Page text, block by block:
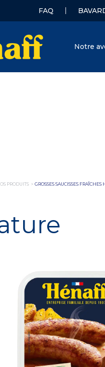
FAQ
Notre
PRODUITS > GROSSES SAUCISSES